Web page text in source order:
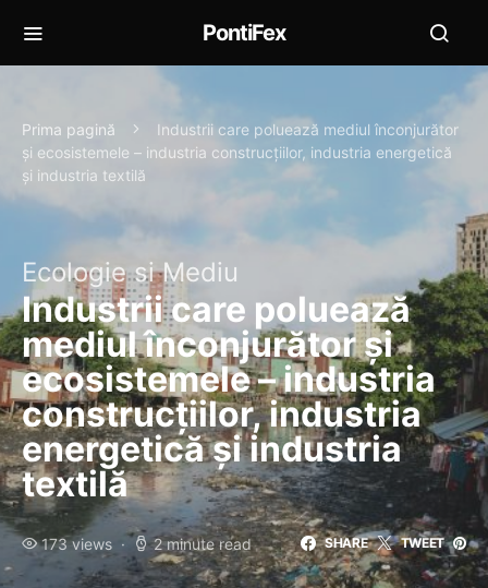
PontiFex
Prima pagină
Industrii care poluează mediul înconjurător
și ecosistemele – industria construcțiilor, industria energetică
și industria textilă
Ecologie si Mediu
Industrii care poluează
mediul înconjurător și
ecosistemele – industria
construcțiilor, industria
energetică și industria
textilă
173 views 2 minute read SHARE TWEET